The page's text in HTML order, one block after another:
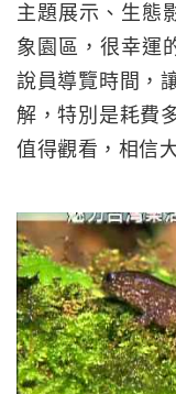
主題展示、生態
象園區，很幸運
說員導覽時間，
解，特別是耗費
值得觀看，相信